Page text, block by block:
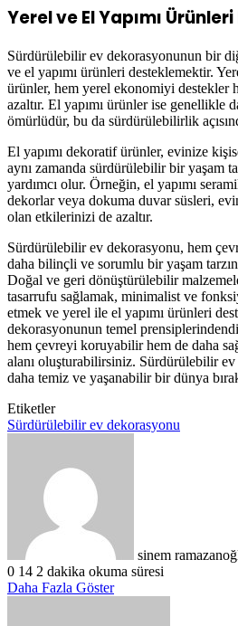
Yerel ve El Yapımı
Sürdürülebilir ev dekorasyonunun bir
ve el yapımı ürünleri desteklemektir.
ürünler, hem yerel ekonomiyi destekler
azaltır. El yapımı ürünler ise genellikle
ömürlüdür, bu da sürdürülebilirlik
El yapımı dekoratif ürünler, evinize
aynı zamanda sürdürülebilir bir yaşam
yardımcı olur. Örneğin, el yapımı
dekorlar veya dokuma duvar süsleri,
olan etkilerinizi de azaltır.
Sürdürülebilir ev dekorasyonu, hem
daha bilinçli ve sorumlu bir yaşam
Doğal ve geri dönüştürülebilir
tasarrufu sağlamak, minimalist ve
etmek ve yerel ile el yapımı ürünleri
dekorasyonunun temel
hem çevreyi koruyabilir hem de daha
alanı oluşturabilirsiniz. Sürdürülebilir
daha temiz ve yaşanabilir bir dünya
Etiketler
Sürdürülebilir ev dekorasyonu
sinem
0 14 2 dakika okuma süresi
Daha Fazla Göster